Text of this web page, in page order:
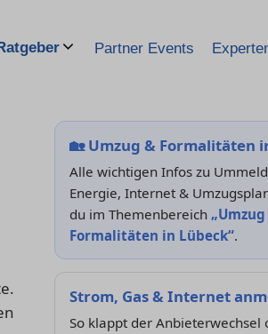
Partner Events
🏡Umzug & Formalitäten
Alle wichtigen Infos zu
Energie, Internet &
du im Themenbereich „Umzug
Formalitäten in Lübeck“.
Strom, Gas & Internet
So klappt der Anbieterwechsel